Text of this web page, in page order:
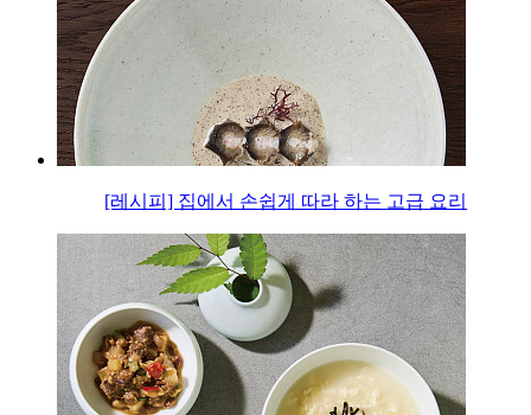
[레시피] 집에서 손쉽게 따라 하는 고급 요리